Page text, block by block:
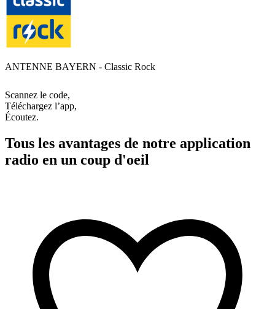
ANTENNE BAYERN - Classic Rock
Scannez le code,
Téléchargez l’app,
Écoutez.
Tous les avantages de notre application
radio en un coup d'oeil